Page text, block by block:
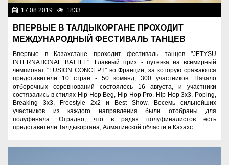
17.08.2019 1833
ВПЕРВЫЕ В ТАЛДЫКОРГАНЕ ПРОХОДИТ
МЕЖДУНАРОДНЫЙ ФЕСТИВАЛЬ ТАНЦЕВ
Впервые в Казахстане проходит фестиваль танцев "JETYSU
INTERNATIONAL BATTLE". Главный приз - путевка на всемирный
чемпионат "FUSION CONCEPT" во Франции, за которую сражаются
представители 10 стран - 50 команд, 300 участников. Начало
отборочных соревнований состоялось 16 августа, и участники
состязались в стилях Hip Hop Beg, Hip Hop Pro, Hip Hop 3х3, Poping,
Breaking 3х3, Freestyle 2х2 и Best Show. Восемь сильнейших
участников из каждого направления были отобраны для
полуфинала. Отрадно, что в рядах полуфиналистов есть
представители Талдыкоргана, Алматинской области и Казахс...